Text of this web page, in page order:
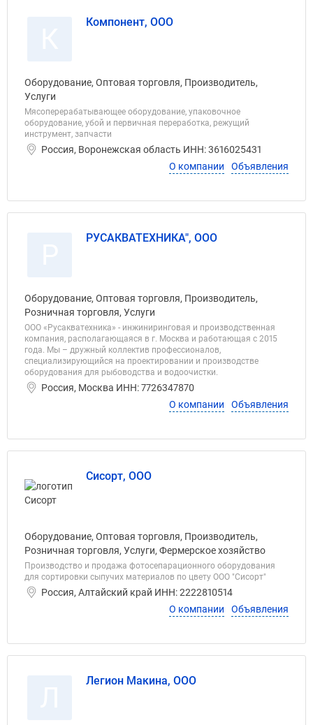
Компонент, ООО
Оборудование, Оптовая торговля, Производитель,
Услуги
Мясоперерабатывающее оборудование, упаковочное
оборудование, убой и первичная переработка, режущий
инструмент, запчасти
Россия, Воронежская область ИНН: 3616025431
О компании
Объявления
РУСАКВАТЕХНИКА", ООО
Оборудование, Оптовая торговля, Производитель,
Розничная торговля, Услуги
ООО «Русакватехника» - инжиниринговая и производственная
компания, располагающаяся в г. Москва и работающая с 2015
года. Мы – дружный коллектив профессионалов,
специализирующийся на проектировании и производстве
оборудования для рыбоводства и водоочистки.
Россия, Москва ИНН: 7726347870
О компании
Объявления
Сисорт, ООО
Оборудование, Оптовая торговля, Производитель,
Розничная торговля, Услуги, Фермерское хозяйство
Производство и продажа фотосепарационного оборудования
для сортировки сыпучих материалов по цвету ООО "Сисорт"
Россия, Алтайский край ИНН: 2222810514
О компании
Объявления
Легион Макина, ООО